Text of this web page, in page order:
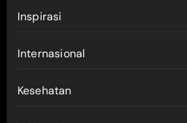
Inspirasi
Internasional
Kesehatan